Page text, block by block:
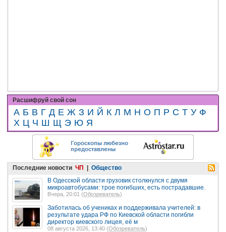
Расшифруй свой сон
А Б В Г Д Е Ж З И Й К Л М Н О П Р С Т У Ф
Х Ц Ч Ш Щ Э Ю Я
Последние новости ЧП
Общество
В Одесской области грузовик столкнулся с двумя
микроавтобусами: трое погибших, есть пострадавшие.
Вчера, 20:01 (Обозреватель)
Заботилась об учениках и поддерживала учителей: в
результате удара РФ по Киевской области погибли
директор киевского лицея, её м
08 августа 2026, 13:40 (Обозреватель)